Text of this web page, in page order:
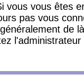
vous vous êtes
pas vous
de